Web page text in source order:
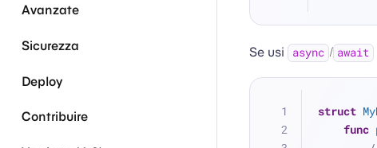
Avanzate
Sicurezza
Deploy
Contribuire
Se usi async / await
struct
func